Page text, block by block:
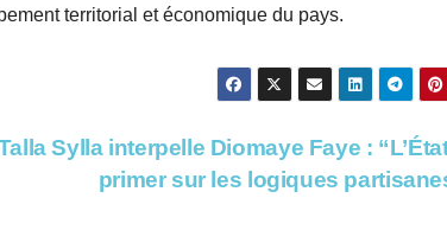
territorial et économique du pays.
Sylla interpelle Diomaye Faye :
primer sur les logiques